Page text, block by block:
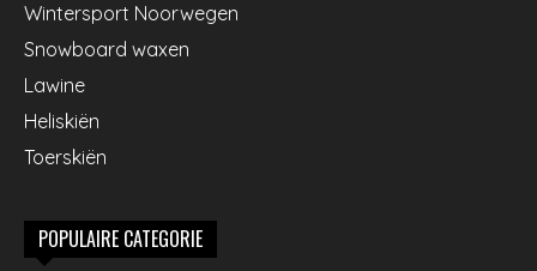
Wintersport Noorwegen
Snowboard waxen
Lawine
Heliskiën
Toerskiën
POPULAIRE CATEGORIE